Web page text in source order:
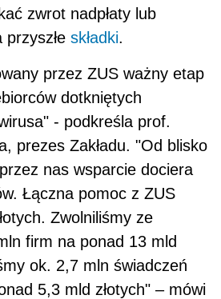
zwrot nadpłaty lub
składki.
przez ZUS ważny etap
dotkniętych
- podkreśla prof.
prezes Zakładu. "Od blisko
nas wsparcie dociera
Łączna pomoc z ZUS
Zwolniliśmy ze
firm na ponad 13 mld
ok. 2,7 mln świadczeń
5,3 mld złotych" – mówi